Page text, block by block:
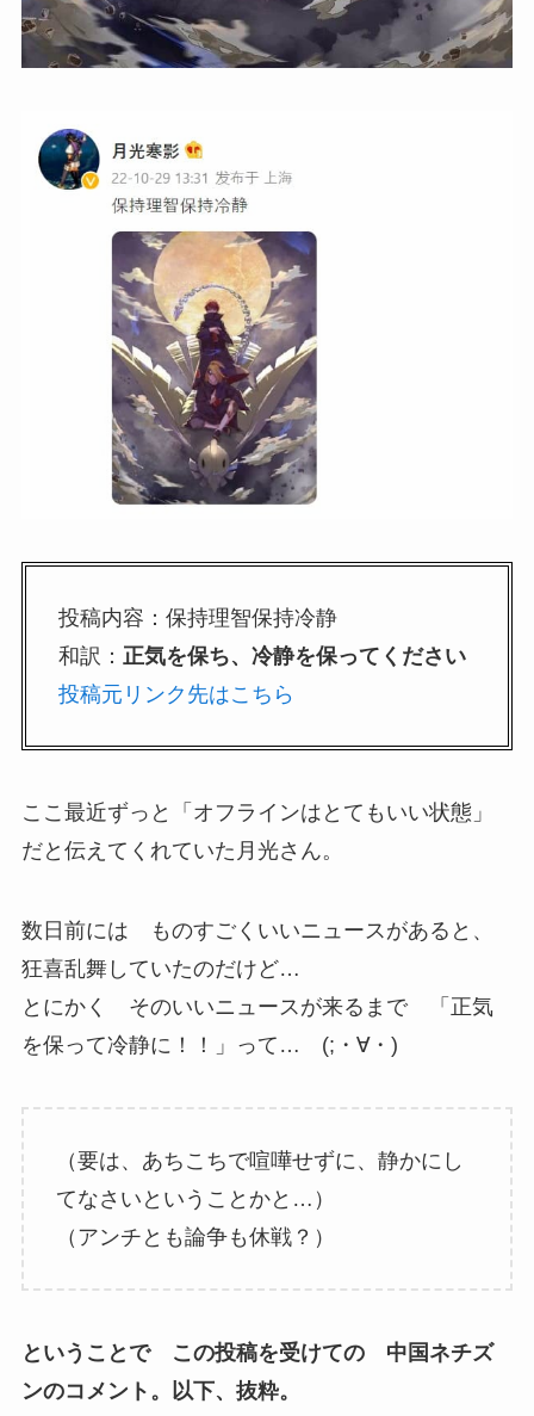
投稿内容：保持理智保持冷静
和訳： 正気を保ち、冷静を保ってください
投稿元リンク先はこちら
ここ最近ずっと「オフラインはとてもいい状態」
だと伝えてくれていた月光さん。
数日前には ものすごくいいニュースがあると、
狂喜乱舞していたのだけど…
とにかく そのいいニュースが来るまで 「正気
を保って冷静に！！」って… (;・∀・)
（要は、あちこちで喧嘩せずに、静かにし
てなさいということかと…）
（アンチとも論争も休戦？）
ということで この投稿を受けての 中国ネチズ
ンのコメント。以下、抜粋。